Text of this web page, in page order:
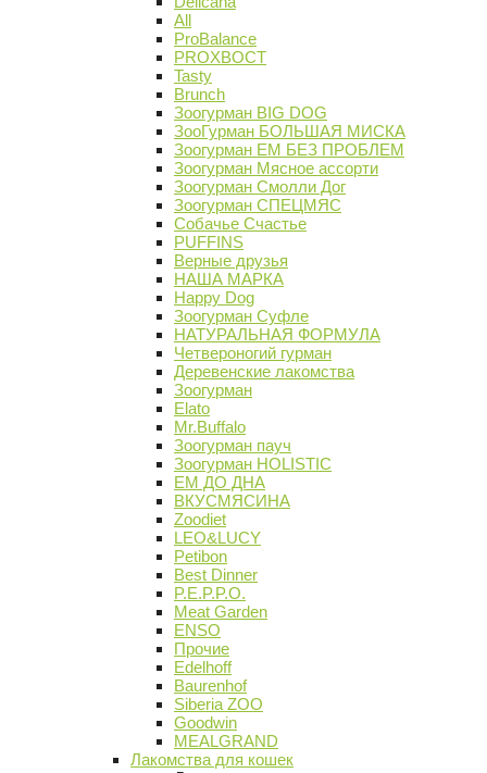
All
ProBalance
PROХВОСТ
Tasty
Brunch
Зоогурман BIG DOG
ЗооГурман БОЛЬШАЯ МИСКА
Зоогурман ЕМ БЕЗ ПРОБЛЕМ
Зоогурман Мясное ассорти
Зоогурман Смолли Дог
Зоогурман СПЕЦМЯС
Собачье Счастье
PUFFINS
Верные друзья
НАША МАРКА
Happy Dog
Зоогурман Суфле
НАТУРАЛЬНАЯ ФОРМУЛА
Четвероногий гурман
Деревенские лакомства
Зоогурман
Elato
Mr.Buffalo
Зоогурман пауч
Зоогурман HOLISTIC
ЕМ ДО ДНА
ВКУСМЯСИНА
Zoodiet
LEO&LUCY
Petibon
Best Dinner
P.E.P.P.O.
Meat Garden
ENSO
Прочие
Edelhoff
Baurenhof
Siberia ZOO
Goodwin
MEALGRAND
Лакомства для кошек